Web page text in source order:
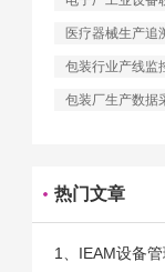
医疗器械生产追
包装行业产线监
包装厂生产数据
热门文章
1、IEAM设备